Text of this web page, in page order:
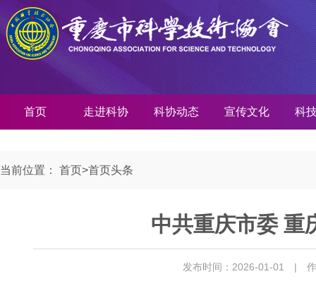
首页 走进科协 科协动态 宣传文化 科
当前位置： 首页>首页头条
中共重庆市委 重
发布时间：2026-01-01 | 作